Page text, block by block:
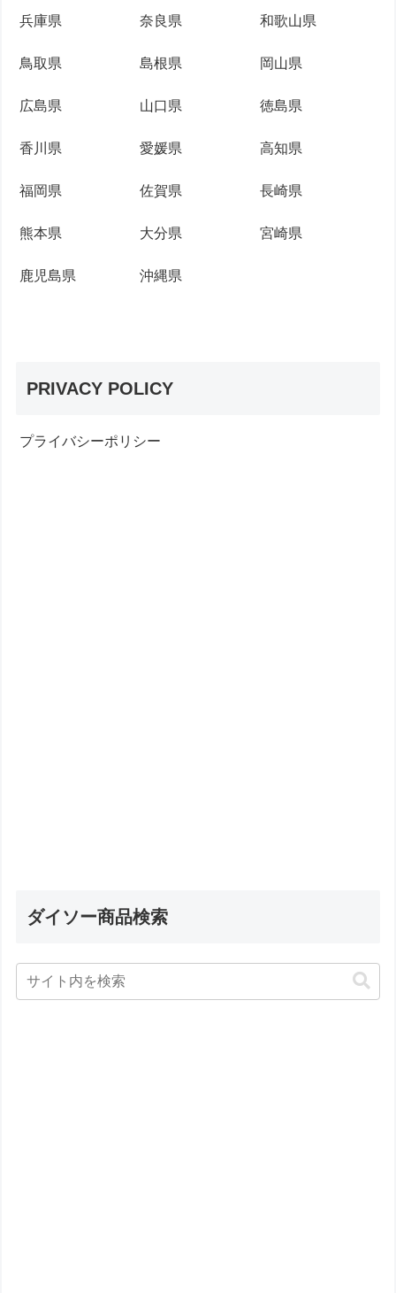
兵庫県 奈良県 和歌山県
鳥取県 島根県 岡山県
広島県 山口県 徳島県
香川県 愛媛県 高知県
福岡県 佐賀県 長崎県
熊本県 大分県 宮崎県
鹿児島県 沖縄県
PRIVACY POLICY
プライバシーポリシー
ダイソー商品検索